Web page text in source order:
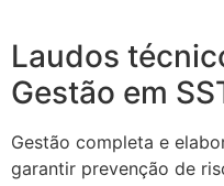
Laudos
Gestão em
Gestão completa e
garantir prevenção de